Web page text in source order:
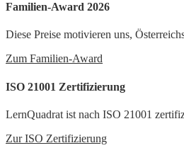
Familien-Award 2026
Diese Preise motivieren uns,
Zum Familien-Award
ISO 21001 Zertifizierung
LernQuadrat ist nach ISO 21001
Zur ISO Zertifizierung